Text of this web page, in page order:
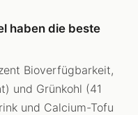
haben die beste
Bioverfügbarkeit,
und Grünkohl (41
und Calcium-Tofu